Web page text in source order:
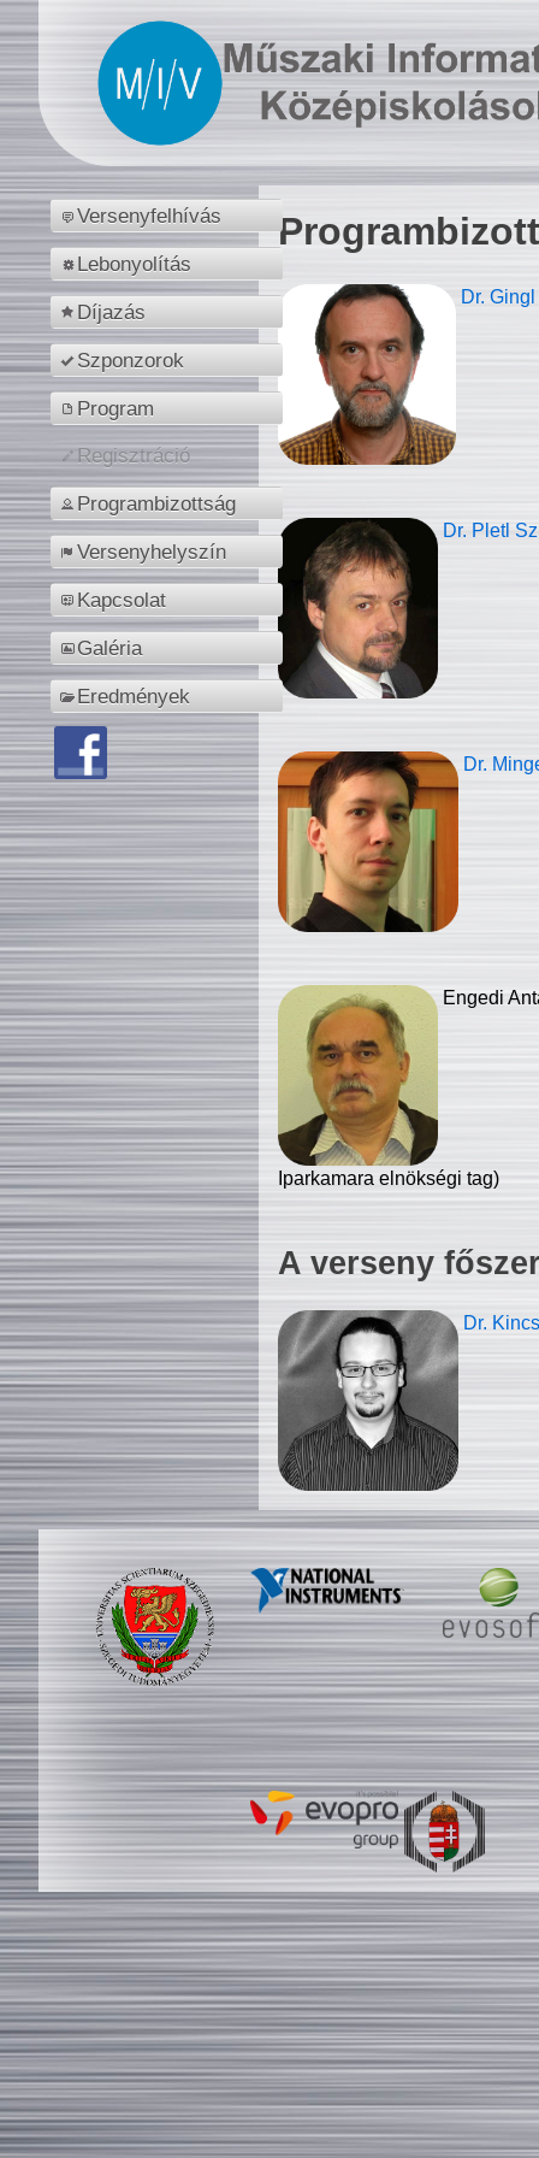
Versenyfelhívás
Lebonyolítás
Díjazás
Szponzorok
Program
Regisztráció
Programbizottság
Versenyhelyszín
Kapcsolat
Galéria
Eredmények
Dr.
Dr. Pletl
Dr.
Engedi
Iparkamara elnökségi tag)
A verseny
Dr.